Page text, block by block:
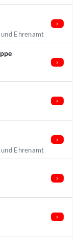
Ehrenamt
Ehrenamt